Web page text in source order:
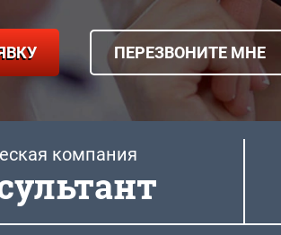
ПЕРЕЗВОНИТЕ МНЕ
компания